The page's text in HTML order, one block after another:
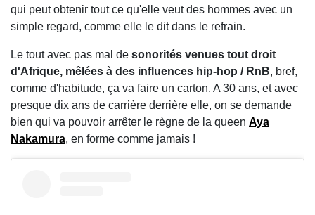
qui peut obtenir tout ce qu'elle veut des hommes avec un
simple regard, comme elle le dit dans le refrain.
Le tout avec pas mal de sonorités venues tout droit
d'Afrique, mêlées à des influences hip-hop / RnB, bref,
comme d'habitude, ça va faire un carton. A 30 ans, et avec
presque dix ans de carrière derrière elle, on se demande
bien qui va pouvoir arrêter le règne de la queen Aya
Nakamura, en forme comme jamais !